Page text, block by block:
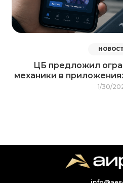
ЦБ предложил
механики в
1/30/